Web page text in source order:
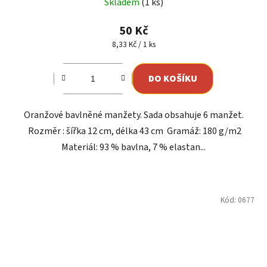
hodnocení
produktu
je
z
5
50 Kč
Měrná
8,33 Kč / 1 ks
DO KOŠÍKU
Oranžové bavlněné manžety. Sada obsahuje 6 manžet.
Rozměr : šířka 12 cm, délka 43 cm Gramáž: 180 g/m2
Materiál: 93 % bavlna, 7 % elastan...
Kód: 0677